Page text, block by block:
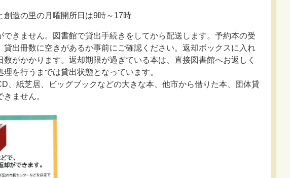
造の里の月曜開所日は9時～17時
できません。図書館で貸出手続きをしてから配送します。予約本の受
貸出冊数に空きがあるか事前にご確認ください。返却ボックスに入れ
数がかかります。返却期限が過ぎている本は、直接図書館へお返しく
を行うまでは貸出状態となっています。
、紙芝居、ビッグブックなどの大きな本、他市から借りた本、団体貸
ません。